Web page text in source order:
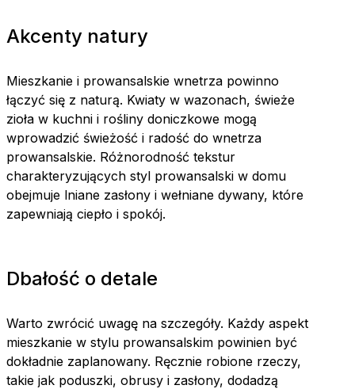
Akcenty natury
Mieszkanie i prowansalskie wnetrza powinno
łączyć się z naturą. Kwiaty w wazonach, świeże
zioła w kuchni i rośliny doniczkowe mogą
wprowadzić świeżość i radość do wnetrza
prowansalskie. Różnorodność tekstur
charakteryzujących styl prowansalski w domu
obejmuje lniane zasłony i wełniane dywany, które
zapewniają ciepło i spokój.
Dbałość o detale
Warto zwrócić uwagę na szczegóły. Każdy aspekt
mieszkanie w stylu prowansalskim powinien być
dokładnie zaplanowany. Ręcznie robione rzeczy,
takie jak poduszki, obrusy i zasłony, dodadzą